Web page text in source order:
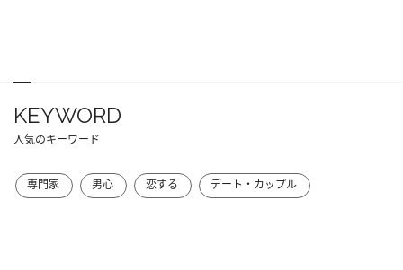
KEYWORD
人気のキーワード
専門家 男心 恋する デート・カップル